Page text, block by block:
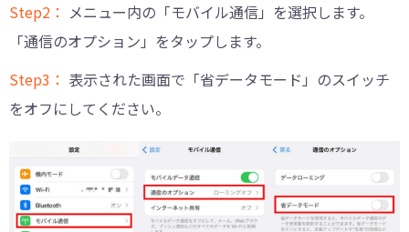
Step2： メニュー内の「モバイル通信」を選択します。
「通信のオプション」をタップします。
Step3： 表示された画面で「省データモード」のスイッチ
をオフにしてください。